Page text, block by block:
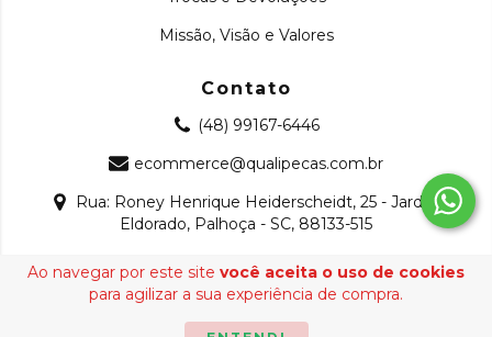
Ao navegar por este site você aceita o uso de cookies
para agilizar a sua experiência de compra.
Missão, Visão e Valores
Contato
(48) 99167-6446
ecommerce@qualipecas.com.br
Rua: Roney Henrique Heiderscheidt, 25 - Jardim
Eldorado, Palhoça - SC, 88133-515
Copyright Qualipeças - 22509165000126 - 2026. Todos os
direitos reservados.